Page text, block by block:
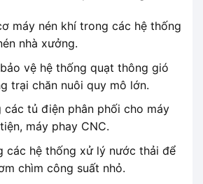
máy nén khí trong các hệ thống
nhà xưởng.
vệ hệ thống quạt thông gió
trại chăn nuôi quy mô lớn.
các tủ điện phân phối cho máy
máy phay CNC.
các hệ thống xử lý nước thải để
chìm công suất nhỏ.